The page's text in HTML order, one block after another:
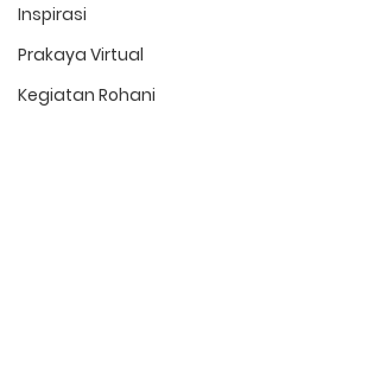
Inspirasi
Prakaya Virtual
Kegiatan Rohani